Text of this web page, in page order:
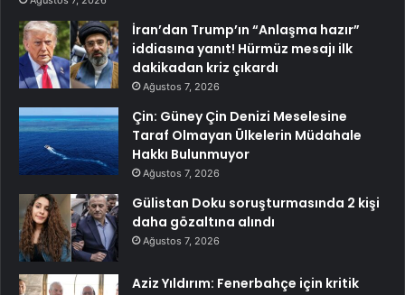
İran’dan Trump’ın “Anlaşma hazır”
iddiasına yanıt! Hürmüz mesajı ilk
dakikadan kriz çıkardı
Ağustos 7, 2026
Çin: Güney Çin Denizi Meselesine
Taraf Olmayan Ülkelerin Müdahale
Hakkı Bulunmuyor
Ağustos 7, 2026
Gülistan Doku soruşturmasında 2 kişi
daha gözaltına alındı
Ağustos 7, 2026
Aziz Yıldırım: Fenerbahçe için kritik